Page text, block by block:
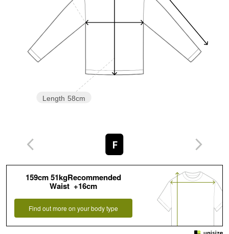
Length 58cm
F
159cm 51kgRecommended
Waist +16cm
Find out more on your body type